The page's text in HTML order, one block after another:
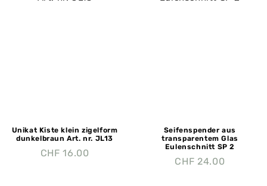
Unikat Kiste klein zigelform
dunkelbraun Art. nr. JL13
CHF 16.00
Seifenspender aus
transparentem Glas
Eulenschnitt SP 2
CHF 24.00